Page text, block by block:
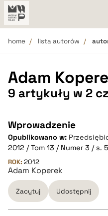
home lista autorów
Adam
9 artykuły w 2
Wprowadzenie
Opublikowano w:
2012 / Tom 13 / Numer 3 / s.
ROK: 2012
Adam Koperek
Zacytuj Udostępnij